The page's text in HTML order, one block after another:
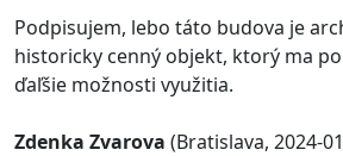
Podpisujem, lebo táto budova je
historicky cenný objekt, ktorý ma
ďaľšie možnosti využitia.
Zdenka Zvarova (Bratislava, 2024-